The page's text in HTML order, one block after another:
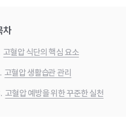
차
고혈압 식단의 핵심 요소
고혈압 생활습관 관리
고혈압 예방을 위한 꾸준한 실천